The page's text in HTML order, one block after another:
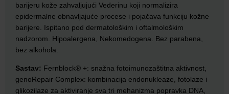
barijeru kože zahvaljujući Vederinu koji normalizira
epidermalne obnavljajuće procese i pojačava funkciju kožne
barijere. Ispitano pod dermatološkim i oftalmološkim
nadzorom. Hipoalergena, Nekomedogena. Bez parabena,
bez alkohola.
Sastav: Fernblock® +: snažna fotoimunozaštitna aktivnost,
genoRepair Complex: kombinacija endonukleaze, fotolaze i
glikozilaze za aktiviranje sva tri mehanizma popravka DNA,